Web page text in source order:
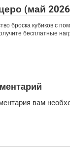
(май 2026
броска кубиков с
бесплатные
вам